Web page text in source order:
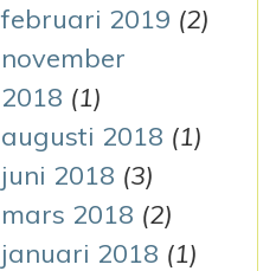
februari 2019 (2)
november
2018 (1)
augusti 2018 (1)
juni 2018 (3)
mars 2018 (2)
januari 2018 (1)